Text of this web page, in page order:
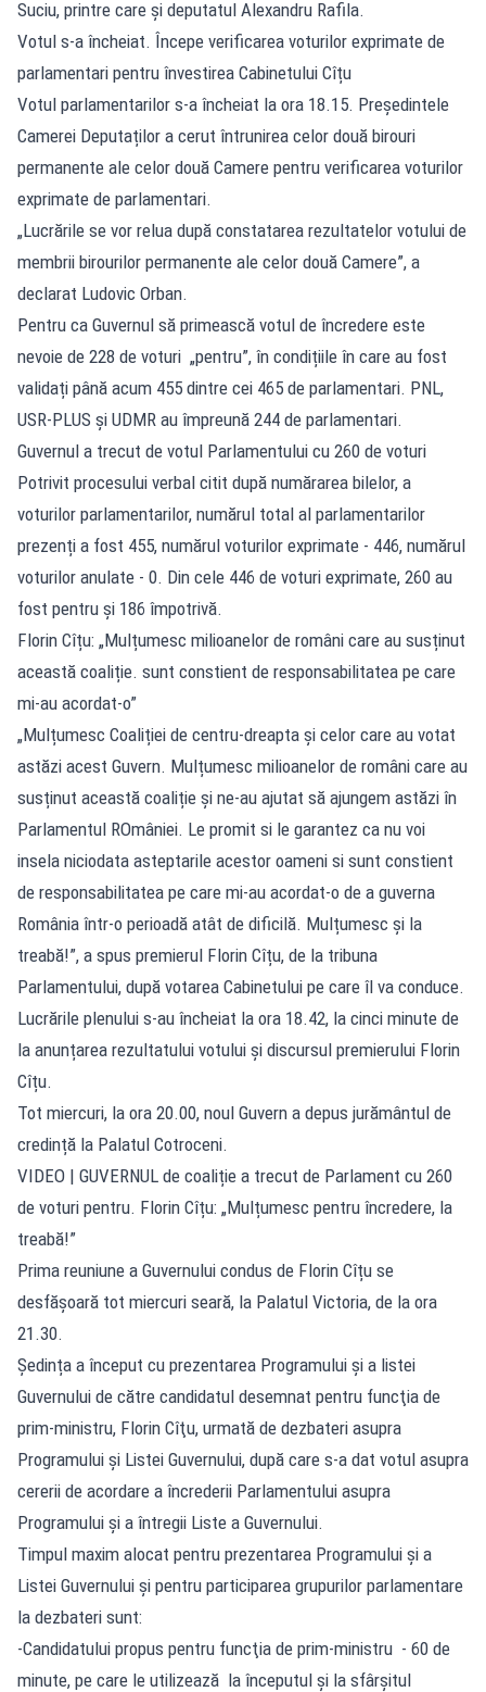
Suciu, printre care și deputatul Alexandru Rafila.
Votul s-a încheiat. Începe verificarea voturilor exprimate de
parlamentari pentru învestirea Cabinetului Cîțu
Votul parlamentarilor s-a încheiat la ora 18.15. Președintele
Camerei Deputaților a cerut întrunirea celor două birouri
permanente ale celor două Camere pentru verificarea voturilor
exprimate de parlamentari.
„Lucrările se vor relua după constatarea rezultatelor votului de
membrii birourilor permanente ale celor două Camere”, a
declarat Ludovic Orban.
Pentru ca Guvernul să primească votul de încredere este
nevoie de 228 de voturi „pentru”, în condițiile în care au fost
validați până acum 455 dintre cei 465 de parlamentari. PNL,
USR-PLUS și UDMR au împreună 244 de parlamentari.
Guvernul a trecut de votul Parlamentului cu 260 de voturi
Potrivit procesului verbal citit după numărarea bilelor, a
voturilor parlamentarilor, numărul total al parlamentarilor
prezenți a fost 455, numărul voturilor exprimate - 446, numărul
voturilor anulate - 0. Din cele 446 de voturi exprimate, 260 au
fost pentru și 186 împotrivă.
Florin Cîțu: „Mulțumesc milioanelor de români care au susținut
această coaliție. sunt constient de responsabilitatea pe care
mi-au acordat-o”
„Mulțumesc Coaliției de centru-dreapta și celor care au votat
astăzi acest Guvern. Mulțumesc milioanelor de români care au
susținut această coaliție și ne-au ajutat să ajungem astăzi în
Parlamentul ROmâniei. Le promit si le garantez ca nu voi
insela niciodata asteptarile acestor oameni si sunt constient
de responsabilitatea pe care mi-au acordat-o de a guverna
România într-o perioadă atât de dificilă. Mulțumesc și la
treabă!”, a spus premierul Florin Cîțu, de la tribuna
Parlamentului, după votarea Cabinetului pe care îl va conduce.
Lucrările plenului s-au încheiat la ora 18.42, la cinci minute de
la anunțarea rezultatului votului și discursul premierului Florin
Cîțu.
Tot miercuri, la ora 20.00, noul Guvern a depus jurământul de
credință la Palatul Cotroceni.
VIDEO | GUVERNUL de coaliție a trecut de Parlament cu 260
de voturi pentru. Florin Cîțu: „Mulțumesc pentru încredere, la
treabă!”
Prima reuniune a Guvernului condus de Florin Cîțu se
desfășoară tot miercuri seară, la Palatul Victoria, de la ora
21.30.
Ședința a început cu prezentarea Programului şi a listei
Guvernului de către candidatul desemnat pentru funcţia de
prim-ministru, Florin Cîţu, urmată de dezbateri asupra
Programului şi Listei Guvernului, după care s-a dat votul asupra
cererii de acordare a încrederii Parlamentului asupra
Programului şi a întregii Liste a Guvernului.
Timpul maxim alocat pentru prezentarea Programului şi a
Listei Guvernului şi pentru participarea grupurilor parlamentare
la dezbateri sunt:
-Candidatului propus pentru funcţia de prim-ministru - 60 de
minute, pe care le utilizează la începutul şi la sfârşitul